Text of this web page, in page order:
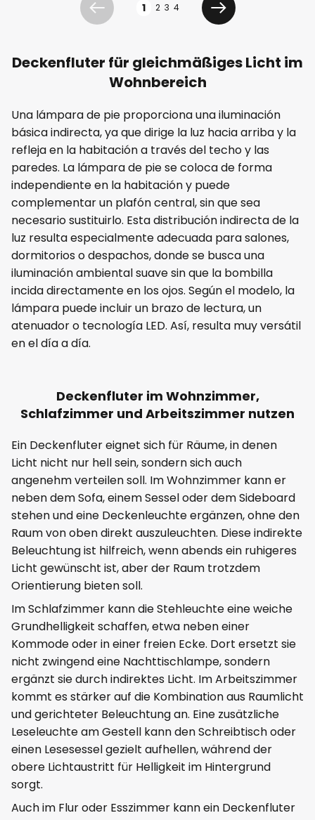
Anterior 1 2 3 4
Siguiente
Deckenfluter für gleichmäßiges Licht im
Wohnbereich
Una lámpara de pie proporciona una iluminación
básica indirecta, ya que dirige la luz hacia arriba y la
refleja en la habitación a través del techo y las
paredes. La lámpara de pie se coloca de forma
independiente en la habitación y puede
complementar un plafón central, sin que sea
necesario sustituirlo. Esta distribución indirecta de la
luz resulta especialmente adecuada para salones,
dormitorios o despachos, donde se busca una
iluminación ambiental suave sin que la bombilla
incida directamente en los ojos. Según el modelo, la
lámpara puede incluir un brazo de lectura, un
atenuador o tecnología LED. Así, resulta muy versátil
en el día a día.
Deckenfluter im Wohnzimmer,
Schlafzimmer und Arbeitszimmer nutzen
Ein Deckenfluter eignet sich für Räume, in denen
Licht nicht nur hell sein, sondern sich auch
angenehm verteilen soll. Im Wohnzimmer kann er
neben dem Sofa, einem Sessel oder dem Sideboard
stehen und eine Deckenleuchte ergänzen, ohne den
Raum von oben direkt auszuleuchten. Diese indirekte
Beleuchtung ist hilfreich, wenn abends ein ruhigeres
Licht gewünscht ist, aber der Raum trotzdem
Orientierung bieten soll.
Im Schlafzimmer kann die Stehleuchte eine weiche
Grundhelligkeit schaffen, etwa neben einer
Kommode oder in einer freien Ecke. Dort ersetzt sie
nicht zwingend eine Nachttischlampe, sondern
ergänzt sie durch indirektes Licht. Im Arbeitszimmer
kommt es stärker auf die Kombination aus Raumlicht
und gerichteter Beleuchtung an. Eine zusätzliche
Leseleuchte am Gestell kann den Schreibtisch oder
einen Lesesessel gezielt aufhellen, während der
obere Lichtaustritt für Helligkeit im Hintergrund
sorgt.
Auch im Flur oder Esszimmer kann ein Deckenfluter